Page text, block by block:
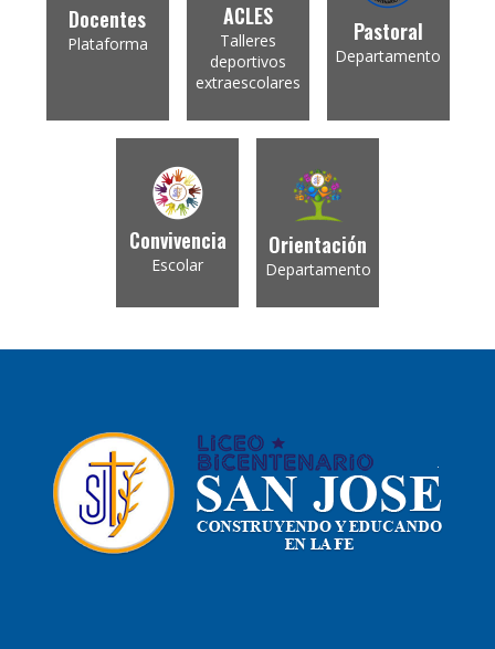
Docentes
Plataforma
ACLES
Talleres
deportivos
extraescolares
Pastoral
Departamento
Convivencia
Escolar
Orientación
Departamento